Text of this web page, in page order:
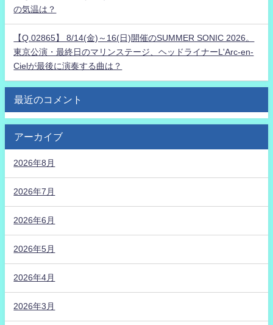
の気温は？
【Q.02865】 8/14(金)～16(日)開催のSUMMER SONIC 2026。
東京公演・最終日のマリンステージ、ヘッドライナーL'Arc-en-
Cielが最後に演奏する曲は？
最近のコメント
アーカイブ
2026年8月
2026年7月
2026年6月
2026年5月
2026年4月
2026年3月